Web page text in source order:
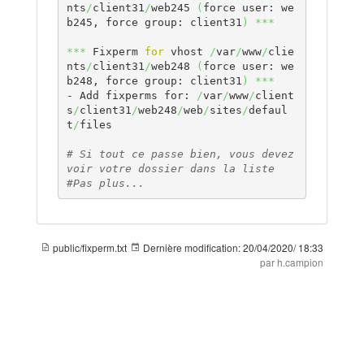
nts /client31 /web245 ( force user: we
b245, force group: client31 ) ***
*** Fixperm for vhost /var/www/clie
nts /client31 /web248 ( force user: we
b248, force group: client31 )
***
- Add fixperms for:
/var/www/client
s /client31 /web248 /web /sites /defaul
t /files
# Si tout ce passe bien, vous devez
voir votre dossier dans la liste
#Pas plus...
public/fixperm.txt Dernière modification:20/04/2020/ 18:33
par h.campion